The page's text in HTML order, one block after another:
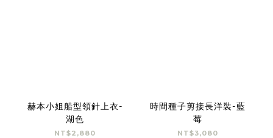
赫本小姐船型領針上衣-
湖色
NT$2,880
時間種子剪接長洋裝-藍
莓
NT$3,080